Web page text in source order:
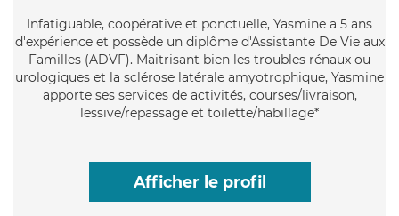
Infatiguable, coopérative et ponctuelle, Yasmine a 5 ans
d'expérience et possède un diplôme d'Assistante De Vie aux
Familles (ADVF). Maitrisant bien les troubles rénaux ou
urologiques et la sclérose latérale amyotrophique, Yasmine
apporte ses services de activités, courses/livraison,
lessive/repassage et toilette/habillage*
Afficher le profil